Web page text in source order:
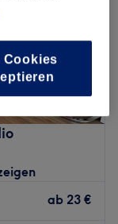
das sich in
eine
auf die
im
in einer
an.
ab 23 €
Cookies